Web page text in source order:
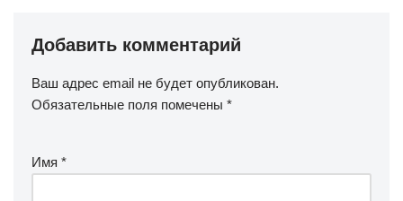
Добавить комментарий
Ваш адрес email не будет опубликован.
Обязательные поля помечены *
Имя *